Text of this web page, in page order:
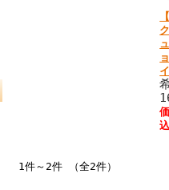
1件～2件 （全2件）